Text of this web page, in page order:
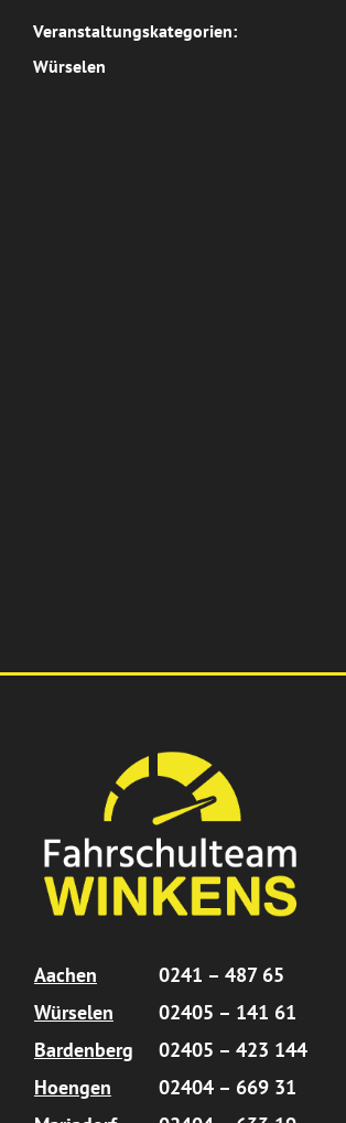
Veranstaltungskategorien:
Würselen
Aachen
0241 – 487 65
Würselen
02405 – 141 61
Bardenberg
02405 – 423 144
Hoengen
02404 – 669 31